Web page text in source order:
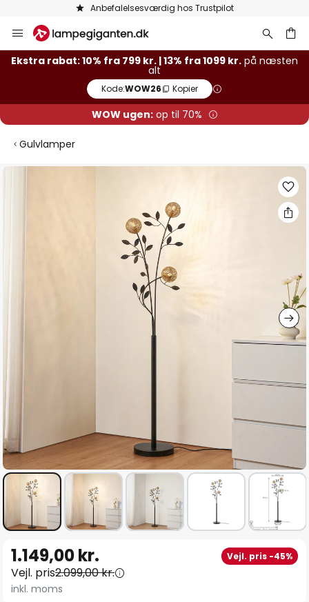
Anbefalelsesværdig hos Trustpilot
to
Content
Ekstra rabat: 10% fra 799 kr. | 13% fra 1099 kr. på næsten
alt
Kode:WOW26 Kopier
WOW ugen:op til 70%
Gulvlamper
starten
af
1.149,00 kr. Vejl. pris -45%
Vejl. pris2.099,00 kr.
inkl. moms